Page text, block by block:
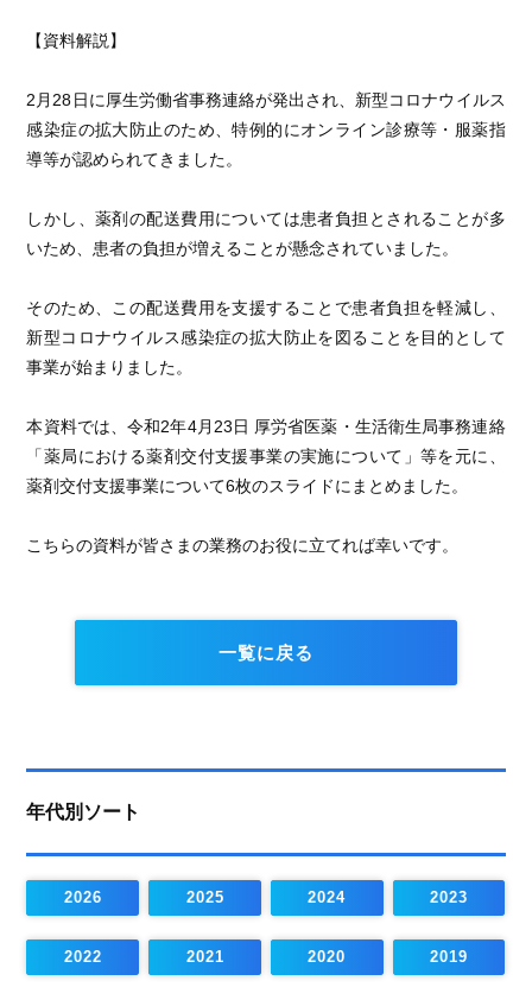
【資料解説】
2月28日に厚生労働省事務連絡が発出され、新型コロナウイルス
感染症の拡大防止のため、特例的にオンライン診療等・服薬指
導等が認められてきました。
しかし、薬剤の配送費用については患者負担とされることが多
いため、患者の負担が増えることが懸念されていました。
そのため、この配送費用を支援することで患者負担を軽減し、
新型コロナウイルス感染症の拡大防止を図ることを目的として
事業が始まりました。
本資料では、令和2年4月23日 厚労省医薬・生活衛生局事務連絡
「薬局における薬剤交付支援事業の実施について」等を元に、
薬剤交付支援事業について6枚のスライドにまとめました。
こちらの資料が皆さまの業務のお役に立てれば幸いです。
一覧に戻る
年代別ソート
2026 2025 2024 2023
2022 2021 2020 2019